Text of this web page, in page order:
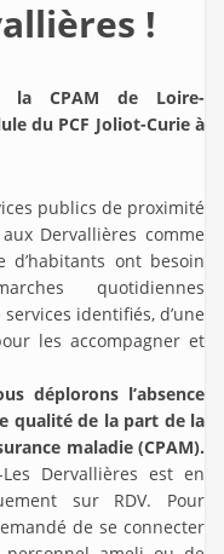
!
la CPAM de Loire-
du PCF Joliot-Curie à
publics de proximité
Dervallières comme
d’habitants ont besoin
quotidiennes
identifiés, d’une
les accompagner et
déplorons l’absence
qualité de la part de la
maladie (CPAM).
Dervallières est en
sur RDV. Pour
de se connecter